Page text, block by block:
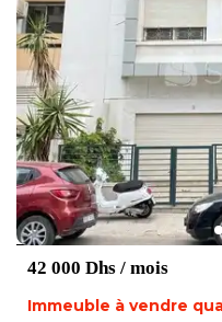
42 000 Dhs / mois
Immeuble à vendre